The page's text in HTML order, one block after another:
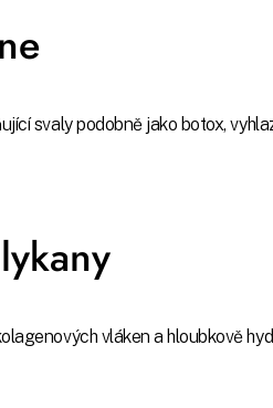
svaly podobně jako botox,
vláken a hloubkově